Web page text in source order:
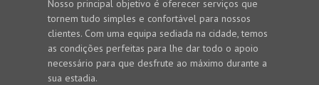
Nosso principal objetivo é oferecer serviços que
tornem tudo simples e confortável para nossos
clientes. Com uma equipa sediada na cidade, temos
as condições perfeitas para lhe dar todo o apoio
necessário para que desfrute ao máximo durante a
sua estadia.